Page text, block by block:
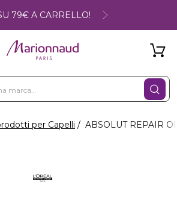
79€ A CARRELLO!
per Capelli ABSOLUT REPAIR